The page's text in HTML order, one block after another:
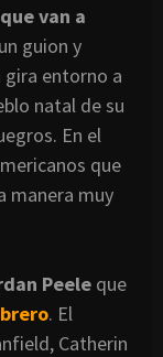
van a
guion y
gira entorno a
natal de su
En el
que
manera muy
Peele que
. El
Catherin